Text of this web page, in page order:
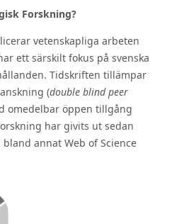
Forskning?
vetenskapliga arbeten
ett särskilt fokus på svenska
Tidskriften tillämpar
(double blind peer
omedelbar öppen tillgång
har givits ut sedan
annat Web of Science